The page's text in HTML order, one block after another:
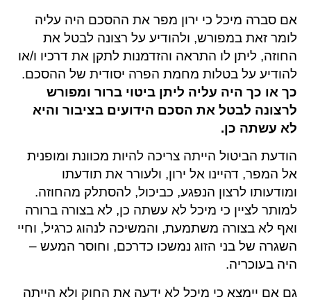
אם סברה מיכל כי ירון מפר את ההסכם היה עליה
לומר זאת במפורש, ולהודיע על רצונה לבטל את
החוזה, ליתן לו התראה והזדמנות לתקן את דרכיו ו/או
להודיע על בטלות מחמת הפרה יסודית של ההסכם.
כך או כך היה עליה ליתן ביטוי ברור ומפורש
לרצונה לבטל את הסכם הידועים בציבור והיא
לא עשתה כן.
הודעת הביטול הייתה צריכה להיות מכוונת ומופנית
אל המפר, דהיינו אל ירון, ולעורר את תודעתו
ומודעותו לרצון הנפגע, כביכול, להסתלק מהחוזה.
למותר לציין כי מיכל לא עשתה כן, לא בצורה ברורה
ואף לא בצורה משתמעת, והמשיכה לנהוג כרגיל, וחיי
השגרה של בני הזוג נמשכו כדרכם, וחוסר המעש –
היה בעוכריה.
גם אם יימצא כי מיכל לא ידעה את החוק ולא הייתה